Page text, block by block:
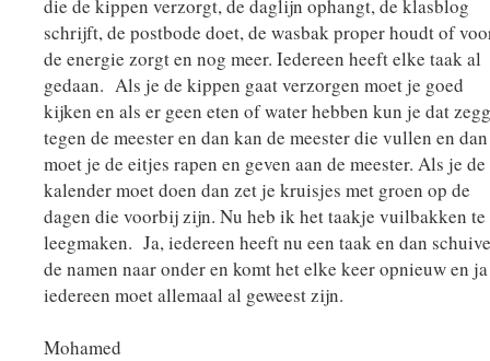
die de kippen verzorgt, de daglijn ophangt, de klasblog
schrijft, de postbode doet, de wasbak proper houdt of
de energie zorgt en nog meer. Iedereen heeft elke taak al
gedaan. Als je de kippen gaat verzorgen moet je goed
kijken en als er geen eten of water hebben kun je dat
tegen de meester en dan kan de meester die vullen en dan
moet je de eitjes rapen en geven aan de meester. Als je de
kalender moet doen dan zet je kruisjes met groen op de
dagen die voorbij zijn. Nu heb ik het taakje vuilbakken te
leegmaken. Ja, iedereen heeft nu een taak en dan
de namen naar onder en komt het elke keer opnieuw en ja
iedereen moet allemaal al geweest zijn.
Mohamed